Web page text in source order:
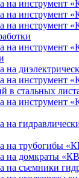
на инструмент
на инструмент
на инструмент
на инструмент
на
на инструмент
в стальных
на инструмент
на
на трубогибы
на домкраты
на съемники